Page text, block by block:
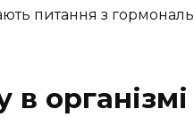
питання з
організмі